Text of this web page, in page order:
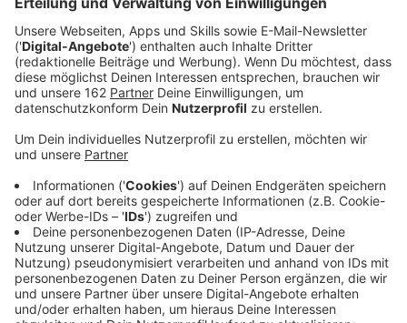
Anzeige
Die Weseler Arbeitsagentur startet heute eine
Ausbildunggibt es unter anderem Workshops,
teils vor Ort, teils virtuell oder auch in Moers und
Kamp-Lintfort statt. Zum Auftakt werden in der
Arbeitsagentur verschiedene Stationen aufgebaut.
Berufsberater informieren dort zu Ausbildung, Studium
oder Berufsvorbereitung.
Anzeige